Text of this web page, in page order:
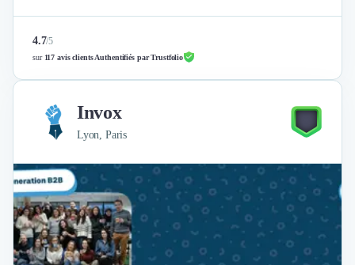
4.7/5
sur 117 avis clients Authentifiés par Trustfolio
Invox
Lyon, Paris